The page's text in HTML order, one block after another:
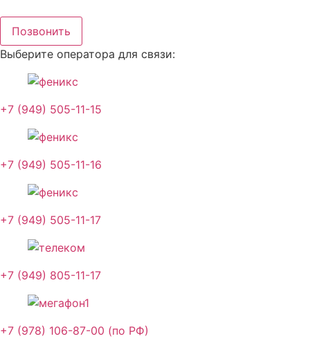
содержимому
Позвонить
Выберите оператора для связи:
+7 (949) 505-11-15
+7 (949) 505-11-16
+7 (949) 505-11-17
+7 (949) 805-11-17
+7 (978) 106-87-00 (по РФ)